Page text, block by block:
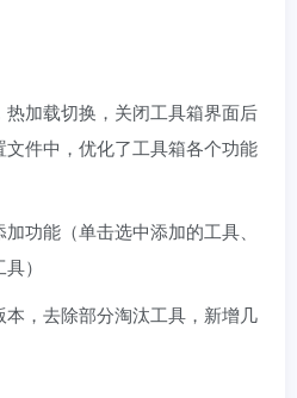
热加载切换，关闭工具箱界面后
件中，优化了工具箱各个功能
功能（单击选中添加的工具、
）
本，去除部分淘汰工具，新增几